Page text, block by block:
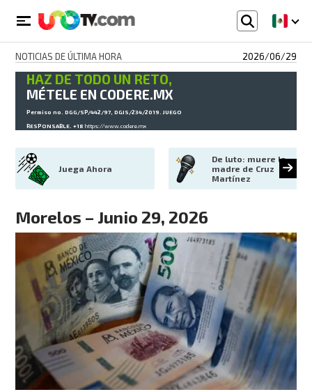
NOTICIAS DE ÚLTIMA HORA 2026/06/29
HAZ DE TODO UN RETO,
MÉTELE EN CODERE.MX
Permiso no. DGG/SP/442/97, DGJS/234/2019. JUEGO
RESPONSABLE. +18https://www.codere.mx
Juega Ahora
De luto: muere la
madre de Cruz
Martínez
Morelos – Junio 29, 2026